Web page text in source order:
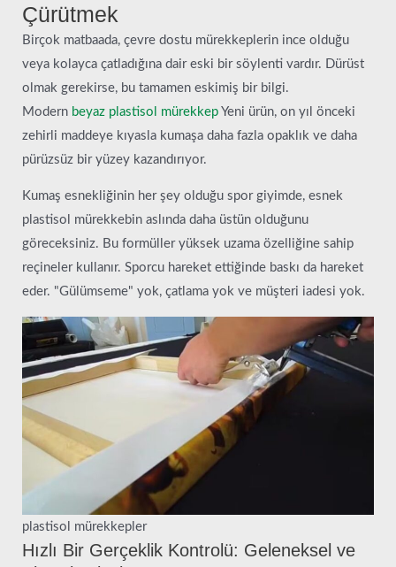
Çürütmek
Birçok matbaada, çevre dostu mürekkeplerin ince olduğu
veya kolayca çatladığına dair eski bir söylenti vardır. Dürüst
olmak gerekirse, bu tamamen eskimiş bir bilgi.
Modern beyaz plastisol mürekkep Yeni ürün, on yıl önceki
zehirli maddeye kıyasla kumaşa daha fazla opaklık ve daha
pürüzsüz bir yüzey kazandırıyor.
Kumaş esnekliğinin her şey olduğu spor giyimde, esnek
plastisol mürekkebin aslında daha üstün olduğunu
göreceksiniz. Bu formüller yüksek uzama özelliğine sahip
reçineler kullanır. Sporcu hareket ettiğinde baskı da hareket
eder. "Gülümseme" yok, çatlama yok ve müşteri iadesi yok.
plastisol mürekkepler
Hızlı Bir Gerçeklik Kontrolü: Geleneksel ve